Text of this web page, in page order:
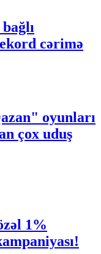
cərimə
oyunları
çox uduş
1%